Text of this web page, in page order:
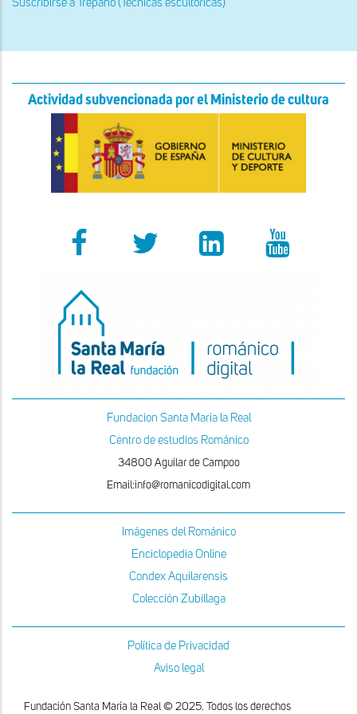
Suscribirse a Trépano (Técnicas escultóricas)
Actividad subvencionada por el Ministerio de cultura
Fundacion Santa Maria la Real
Centro de estudios Románico
34800 Aguilar de Campoo
Email:info@romanicodigital.com
Imágenes del Románico
Enciclopedia Online
Condex Aquilarensis
Colección Zubillaga
Política de Privacidad
Aviso legal
Fundación Santa María la Real © 2025. Todos los derechos